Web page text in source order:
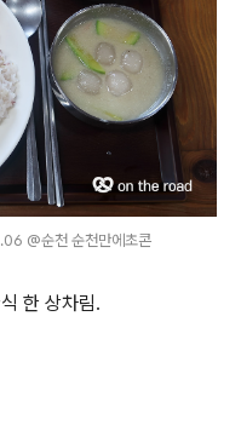
@순천 순천만에초콘
한 상차림.